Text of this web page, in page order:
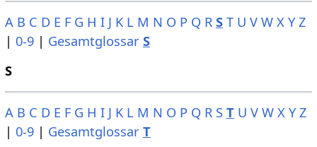
A B C D E F G H I J K L M N O P Q R S T U V W X Y Z
| 0-9| Gesamtglossar S
S
A B C D E F G H I J K L M N O P Q R S T U V W X Y Z
| 0-9| Gesamtglossar T